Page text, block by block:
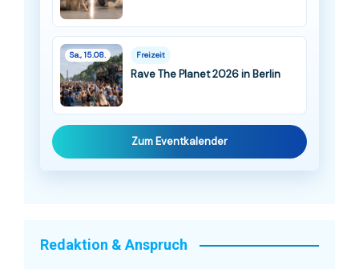
Sa., 15.08. Freizeit
Rave The Planet 2026 in Berlin
Zum Eventkalender
Redaktion & Anspruch